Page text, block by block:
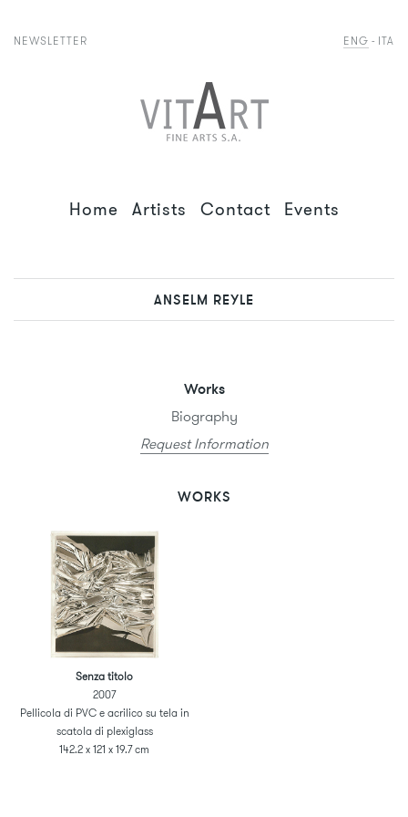
NEWSLETTER ITA
ENG
Home Artists Contact Events
ANSELM REYLE
Works
Biography
Request Information
WORKS
Senza titolo
2007
Pellicola di PVC e acrilico su tela in
scatola di plexiglass
142.2 x 121 x 19.7 cm